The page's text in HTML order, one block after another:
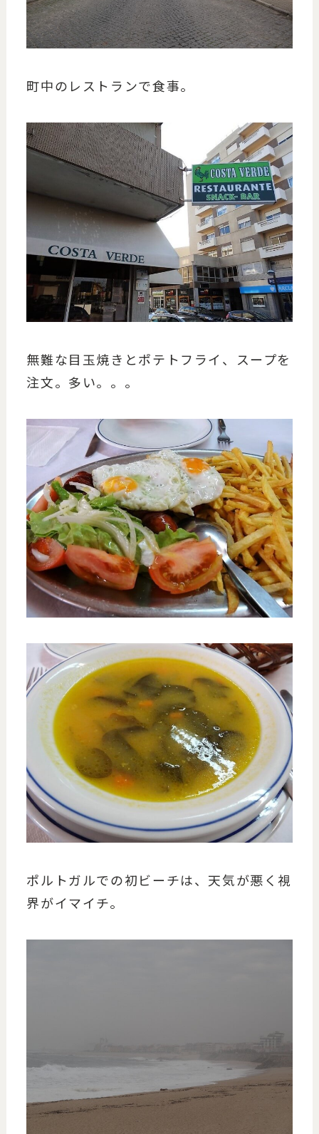
町中のレストランで食事。
無難な目玉焼きとポテトフライ、スープを
注文。多い。。。
ポルトガルでの初ビーチは、天気が悪く視
界がイマイチ。